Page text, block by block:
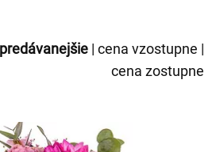
| cena vzostupne |
cena zostupne